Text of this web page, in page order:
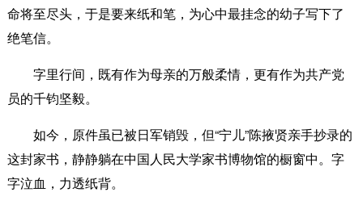
命将至尽头，于是要来纸和笔，为心中最挂念的幼子写下了
绝笔信。
字里行间，既有作为母亲的万般柔情，更有作为共产党
员的千钧坚毅。
如今，原件虽已被日军销毁，但“宁儿”陈掖贤亲手抄录的
这封家书，静静躺在中国人民大学家书博物馆的橱窗中。字
字泣血，力透纸背。